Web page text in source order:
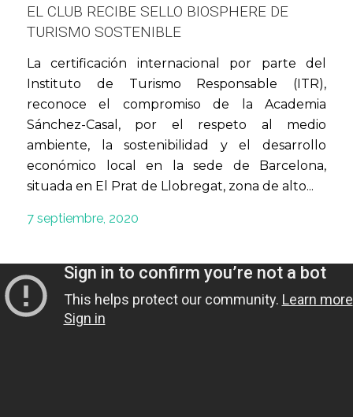
EL CLUB RECIBE SELLO BIOSPHERE DE
TURISMO SOSTENIBLE
La certificación internacional por parte del
Instituto de Turismo Responsable (ITR),
reconoce el compromiso de la Academia
Sánchez-Casal, por el respeto al medio
ambiente, la sostenibilidad y el desarrollo
económico local en la sede de Barcelona,
situada en El Prat de Llobregat, zona de alto...
7 septiembre, 2020